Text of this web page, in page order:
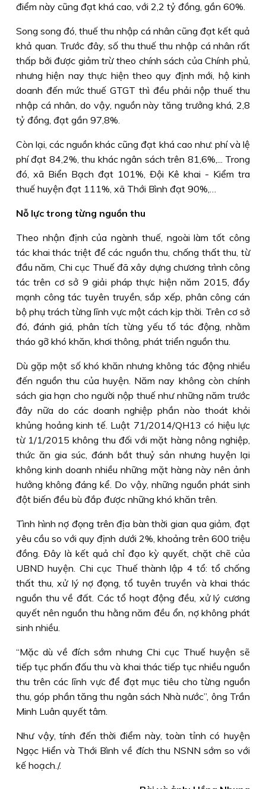
điểm này cũng đạt khá cao, với 2,2 tỷ đồng, gần 60%.
Song song đó, thuế thu nhập cá nhân cũng đạt kết quả
khả quan. Trước đây, số thu thuế thu nhập cá nhân rất
thấp bởi được giảm trừ theo chính sách của Chính phủ,
nhưng hiện nay thực hiện theo quy định mới, hộ kinh
doanh đến mức thuế GTGT thì đều phải nộp thuế thu
nhập cá nhân, do vậy, nguồn này tăng trưởng khá, 2,8
tỷ đồng, đạt gần 97,8%.
Còn lại, các nguồn khác cũng đạt khá cao như: phí và lệ
phí đạt 84,2%, thu khác ngân sách trên 81,6%,... Trong
đó, xã Biển Bạch đạt 101%, Ðội Kê khai - Kiểm tra
thuế huyện đạt 111%, xã Thới Bình đạt 90%,…
Nỗ lực trong từng nguồn thu
Theo nhận định của ngành thuế, ngoài làm tốt công
tác khai thác triệt để các nguồn thu, chống thất thu, từ
đầu năm, Chi cục Thuế đã xây dựng chương trình công
tác trên cơ sở 9 giải pháp thực hiện năm 2015, đẩy
mạnh công tác tuyên truyền, sắp xếp, phân công cán
bộ phụ trách từng lĩnh vực một cách kịp thời. Trên cơ sở
đó, đánh giá, phân tích từng yếu tố tác động, nhằm
tháo gỡ khó khăn, khơi thông, phát triển nguồn thu.
Dù gặp một số khó khăn nhưng không tác động nhiều
đến nguồn thu của huyện. Năm nay không còn chính
sách gia hạn cho người nộp thuế như những năm trước
đây nữa do các doanh nghiệp phần nào thoát khỏi
khủng hoảng kinh tế. Luật 71/2014/QH13 có hiệu lực
từ 1/1/2015 không thu đối với mặt hàng nông nghiệp,
thức ăn gia súc, đánh bắt thuỷ sản nhưng huyện lại
không kinh doanh nhiều những mặt hàng này nên ảnh
hưởng không đáng kể. Do vậy, những nguồn phát sinh
đột biến đều bù đắp được những khó khăn trên.
Tình hình nợ đọng trên địa bàn thời gian qua giảm, đạt
yêu cầu so với quy định dưới 2%, khoảng trên 600 triệu
đồng. Ðây là kết quả chỉ đạo kỳ quyết, chặt chẽ của
UBND huyện. Chi cục Thuế thành lập 4 tổ: tổ chống
thất thu, xử lý nợ đọng, tổ tuyên truyền và khai thác
nguồn thu về đất. Các tổ hoạt động đều, xử lý cương
quyết nên nguồn thu hằng năm đều ổn, nợ không phát
sinh nhiều.
“Mặc dù về đích sớm nhưng Chi cục Thuế huyện sẽ
tiếp tục phấn đấu thu và khai thác tiếp tục nhiều nguồn
thu trên các lĩnh vực để đạt mục tiêu cho từng nguồn
thu, góp phần tăng thu ngân sách Nhà nước”, ông Trần
Minh Luân quyết tâm.
Như vậy, tính đến thời điểm này, toàn tỉnh có huyện
Ngọc Hiển và Thới Bình về đích thu NSNN sớm so với
kế hoạch./.